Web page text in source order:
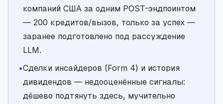
компаний США за одним POST-эндпоинтом
— 200 кредитов/вызов, только за успех —
заранее подготовлено под рассуждение
LLM.
•Сделки инсайдеров (Form 4) и история
дивидендов — недооценённые сигналы:
дёшево подтянуть здесь, мучительно